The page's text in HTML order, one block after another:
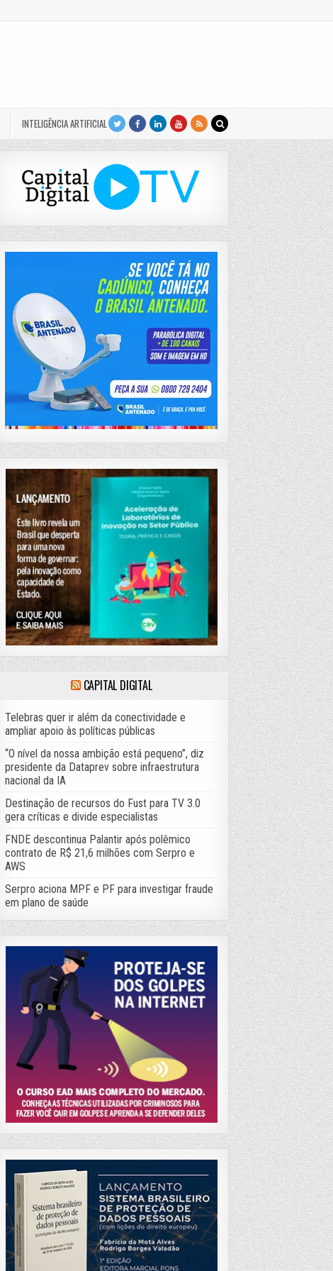
INTELIGÊNCIA ARTIFICIAL
CAPITAL DIGITAL
Telebras quer ir além da conectividade e
ampliar apoio às políticas públicas
“O nível da nossa ambição está pequeno”, diz
presidente da Dataprev sobre infraestrutura
nacional da IA
Destinação de recursos do Fust para TV 3.0
gera críticas e divide especialistas
FNDE descontinua Palantir após polêmico
contrato de R$ 21,6 milhões com Serpro e
AWS
Serpro aciona MPF e PF para investigar fraude
em plano de saúde